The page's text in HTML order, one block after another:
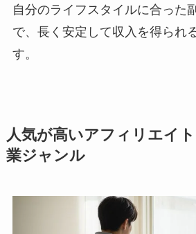
自分のライフスタイルに合った
で、長く安定して収入を得られ
す。
人気が高いアフィリエイ
業ジャンル